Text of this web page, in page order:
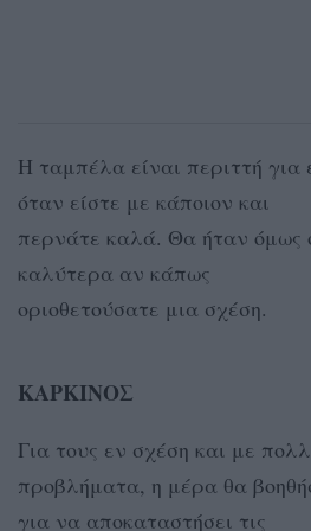
Η ταμπέλα είναι περιττή για
όταν είστε με κάποιον και
περνάτε καλά. Θα ήταν όμως
καλύτερα αν κάπως
οριοθετούσατε μια σχέση.
ΚΑΡΚΙΝΟΣ
Για τους εν σχέση και με
προβλήματα, η μέρα θα
για να αποκαταστήσει τις